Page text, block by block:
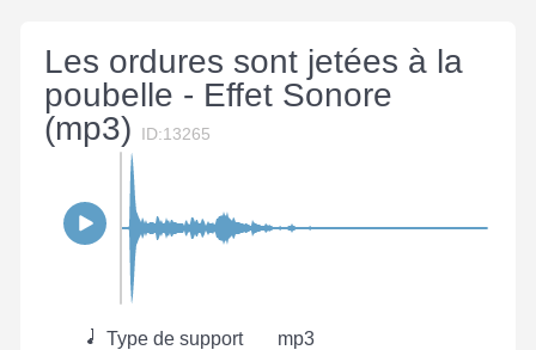
Les ordures sont jetées à la
poubelle - Effet Sonore
(mp3)
ID:13265
Type de support mp3